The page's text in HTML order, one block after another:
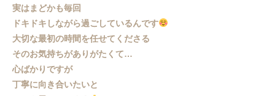
実はまどかも毎回
ドキドキしながら過ごしているんです
大切な最初の時間を任せてくださる
そのお気持ちがありがたくて…
心ばかりですが
丁寧に向き合いたいと